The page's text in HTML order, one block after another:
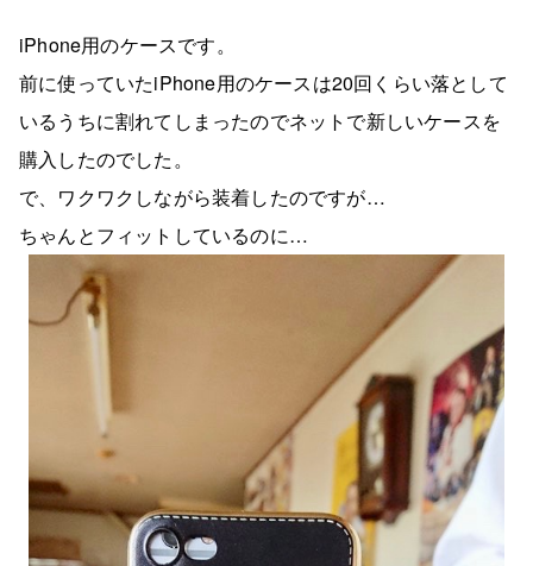
iPhone用のケースです。
前に使っていたiPhone用のケースは20回くらい落として
いるうちに割れてしまったのでネットで新しいケースを
購入したのでした。
で、ワクワクしながら装着したのですが…
ちゃんとフィットしているのに…